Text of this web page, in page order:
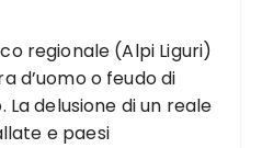
regionale (Alpi Liguri)
d’uomo o feudo di
La delusione di un reale
e paesi